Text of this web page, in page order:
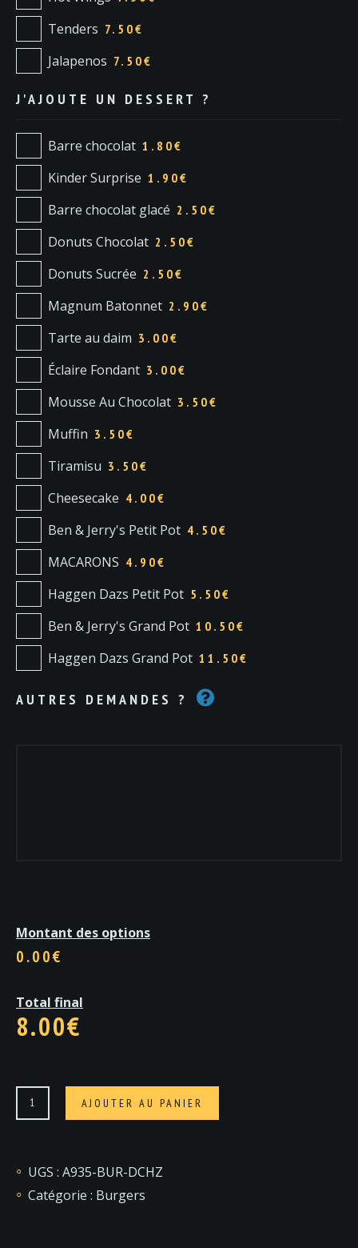
Tenders 7.50€
Jalapenos 7.50€
J'AJOUTE UN DESSERT ?
Barre chocolat 1.80€
Kinder Surprise 1.90€
Barre chocolat glacé 2.50€
Donuts Chocolat 2.50€
Donuts Sucrée 2.50€
Magnum Batonnet 2.90€
Tarte au daim 3.00€
Éclaire Fondant 3.00€
Mousse Au Chocolat 3.50€
Muffin 3.50€
Tiramisu 3.50€
Cheesecake 4.00€
Ben & Jerry's Petit Pot 4.50€
MACARONS 4.90€
Haggen Dazs Petit Pot 5.50€
Ben & Jerry's Grand Pot 10.50€
Haggen Dazs Grand Pot 11.50€
AUTRES DEMANDES ?
Montant des options
0.00€
Total final
8.00€
quantité
de
Cheese
AJOUTER AU PANIER
UGS : A935-BUR-DCHZ
Catégorie : Burgers